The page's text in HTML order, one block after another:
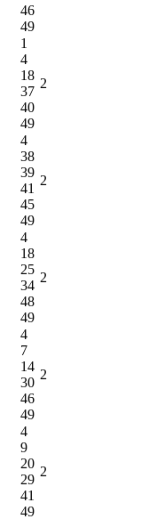
46
49
1
4
18
37
40
49
2
4
38
39
41
45
49
2
4
18
25
34
48
49
2
4
7
14
30
46
49
2
4
9
20
29
41
49
2